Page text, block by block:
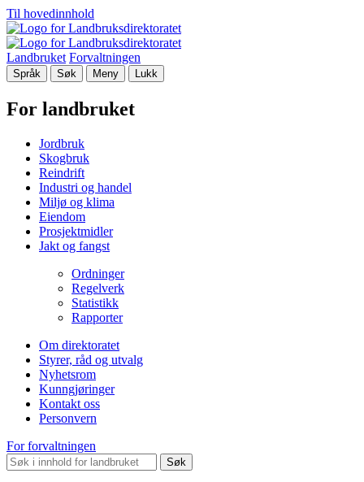
Til hovedinnhold
Landbruket Forvaltningen
Språk Søk Meny Lukk
For landbruket
Jordbruk
Skogbruk
Reindrift
Industri og handel
Miljø og klima
Eiendom
Prosjektmidler
Jakt og fangst
Ordninger
Regelverk
Statistikk
Rapporter
Om direktoratet
Styrer, råd og utvalg
Nyhetsrom
Kunngjøringer
Kontakt oss
Personvern
For forvaltningen
Søk